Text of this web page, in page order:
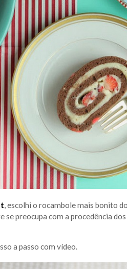
, escolhi o rocambole mais bonito
se preocupa com a procedência
a passo com vídeo.